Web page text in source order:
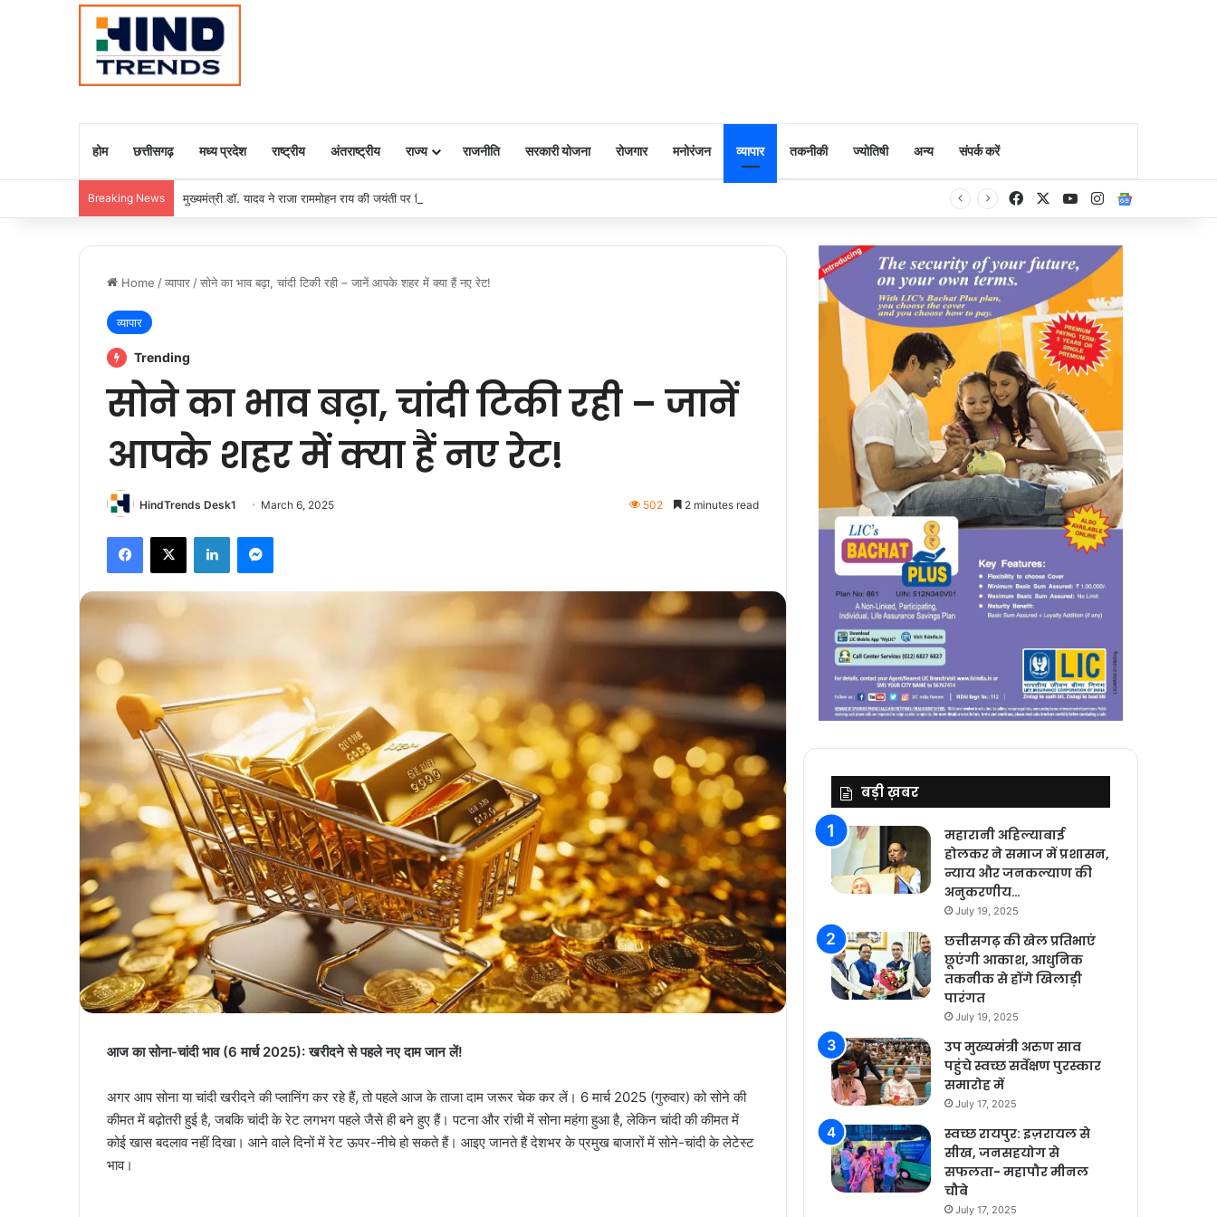
होम छत्तीसगढ़ मध्य प्रदेश राष्ट्रीय अंतराष्ट्रीय राज्य राजनीति सरकारी योजना रोजगार मनोरंजन व्यापार तकनीकी ज्योतिषी अन्य संपर्क करें
Breaking News मुख्यमंत्री डॉ. यादव ने राजा राममोहन राय की जयंती पर किया नमन FacebookYouTubeInstagram
Home /व्यापार /सोने का भाव बढ़ा, चांदी टिकी रही – जानें आपके शहर में क्या हैं नए रेट!
व्यापार
Trending
सोने का भाव बढ़ा, चांदी टिकी रही – जानें
आपके शहर में क्या हैं नए रेट!
HindTrends Desk1 March 6, 2025 502 2 minutes read
Facebook
X LinkedInMessenger
आज का सोना-चांदी भाव (6 मार्च 2025): खरीदने से पहले नए दाम जान लें!
अगर आप सोना या चांदी खरीदने की प्लानिंग कर रहे हैं, तो पहले आज के ताजा दाम जरूर चेक कर लें। 6 मार्च 2025 (गुरुवार) को सोने की
कीमत में बढ़ोतरी हुई है, जबकि चांदी के रेट लगभग पहले जैसे ही बने हुए हैं। पटना और रांची में सोना महंगा हुआ है, लेकिन चांदी की कीमत में
कोई खास बदलाव नहीं दिखा। आने वाले दिनों में रेट ऊपर-नीचे हो सकते हैं। आइए जानते हैं देशभर के प्रमुख बाजारों में सोने-चांदी के लेटेस्ट
भाव।
बड़ी ख़बर
महारानी अहिल्याबाई
होलकर ने समाज में प्रशासन,
न्याय और जनकल्याण की
अनुकरणीय…
July 19, 2025
छत्तीसगढ़ की खेल प्रतिभाएं
छूएंगी आकाश, आधुनिक
तकनीक से होंगे खिलाड़ी
पारंगत
July 19, 2025
उप मुख्यमंत्री अरुण साव
पहुंचे स्वच्छ सर्वेक्षण पुरस्कार
समारोह में
July 17, 2025
स्वच्छ रायपुर: इज़रायल से
सीख, जनसहयोग से
सफलता- महापौर मीनल
चौबे
July 17, 2025